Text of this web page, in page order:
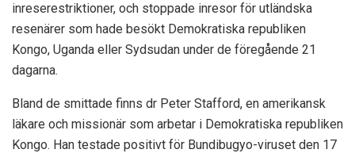
inreserestriktioner, och stoppade inresor för utländska
resenärer som hade besökt Demokratiska republiken
Kongo, Uganda eller Sydsudan under de föregående 21
dagarna.
Bland de smittade finns dr Peter Stafford, en amerikansk
läkare och missionär som arbetar i Demokratiska republiken
Kongo. Han testade positivt för Bundibugyo-viruset den 17